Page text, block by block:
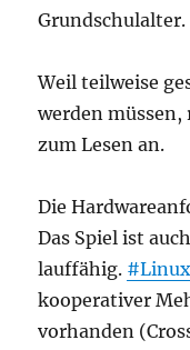
Grundschulalter.
Weil teilweise
werden müssen,
zum Lesen an.
Die
Das Spiel ist
lauffähig. #Linux
kooperativer
vorhanden